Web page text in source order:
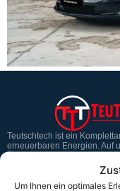
Um Ihnen ein optimales
Teutschtech ist ein
erneuerbaren Energien. Auf